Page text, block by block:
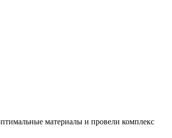
материалы и провели комплекс